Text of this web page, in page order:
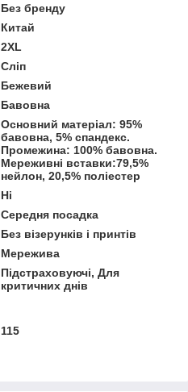
Без бренду
Китай
2XL
Сліп
Бежевий
Бавовна
Основний матеріал: 95%
бавовна, 5% спандекс.
Промежина: 100% бавовна.
Мереживні вставки:79,5%
нейлон, 20,5% поліестер
Ні
Середня посадка
Без візерунків і принтів
Мережива
Підстраховуючі, Для
критичних днів
115